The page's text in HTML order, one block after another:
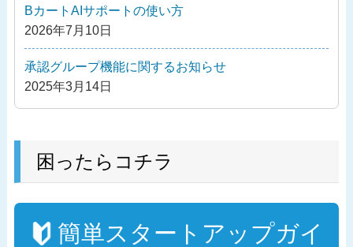
BカートAIサポートの使い方
2026年7月10日
承認グループ機能に関するお知らせ
2025年3月14日
困ったらコチラ
簡単スタートアップガイ